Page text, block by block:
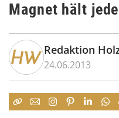
Magnet hält
Redaktion
24.06.2013